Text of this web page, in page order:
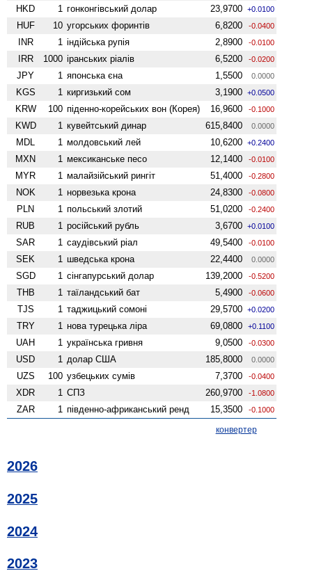
HKD 1 гонконгівський долар 23,9700 +0.0100
HUF 10 угорських форинтів 6,8200 -0.0400
INR 1 індійська рупія 2,8900 -0.0100
IRR 1000 іранських ріалів 6,5200 -0.0200
JPY 1 японська єна 1,5500 0.0000
KGS 1 киргизький сом 3,1900 +0.0500
KRW 100 піденно-корейських вон (Корея) 16,9600 -0.1000
KWD 1 кувейтський динар 615,8400 0.0000
MDL 1 молдовський лей 10,6200 +0.2400
MXN 1 мексиканське песо 12,1400 -0.0100
MYR 1 малайзійський рингіт 51,4000 -0.2800
NOK 1 норвезька крона 24,8300 -0.0800
PLN 1 польський злотий 51,0200 -0.2400
RUB 1 російський рубль 3,6700 +0.0100
SAR 1 саудівський ріал 49,5400 -0.0100
SEK 1 шведська крона 22,4400 0.0000
SGD 1 сінгапурський долар 139,2000 -0.5200
THB 1 таїландський бат 5,4900 -0.0600
TJS 1 таджицький сомоні 29,5700 +0.0200
TRY 1 нова турецька ліра 69,0800 +0.1100
UAH 1 українська гривня 9,0500 -0.0300
USD 1 долар США 185,8000 0.0000
UZS 100 узбецьких сумів 7,3700 -0.0400
XDR 1 СПЗ 260,9700 -1.0800
ZAR 1 південно-африканський ренд 15,3500 -0.1000
конвертер
2026
2025
2024
2023